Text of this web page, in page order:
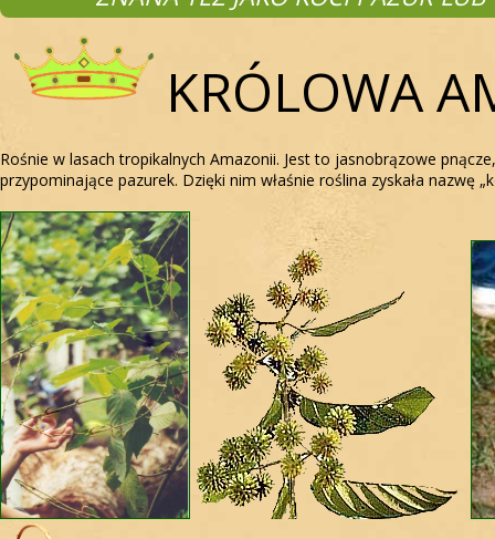
KRÓLOWA
Rośnie w lasach tropikalnych Amazonii. Jest to jasnobrązowe
przypominające pazurek. Dzięki nim właśnie roślina zyskała nazwę